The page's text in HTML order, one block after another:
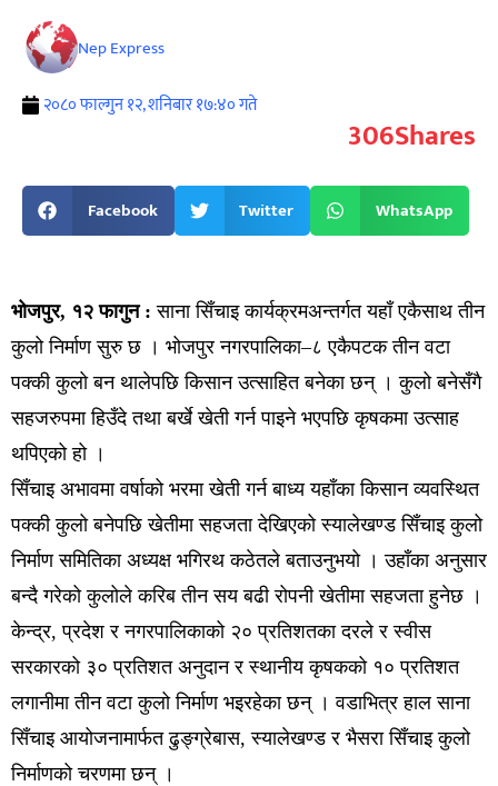
Nep Express
२०८० फाल्गुन १२, शनिबार १७:४० गते
Shares
306
Facebook Twitter WhatsApp
भोजपुर, १२ फागुन : साना सिँचाइ कार्यक्रमअन्तर्गत यहाँ एकैसाथ तीन
कुलो निर्माण सुरु छ । भोजपुर नगरपालिका–८ एकैपटक तीन वटा
पक्की कुलो बन थालेपछि किसान उत्साहित बनेका छन् । कुलो बनेसँगै
सहजरुपमा हिउँदे तथा बर्खे खेती गर्न पाइने भएपछि कृषकमा उत्साह
थपिएको हो ।
सिँचाइ अभावमा वर्षाको भरमा खेती गर्न बाध्य यहाँका किसान व्यवस्थित
पक्की कुलो बनेपछि खेतीमा सहजता देखिएको स्यालेखण्ड सिँचाइ कुलो
निर्माण समितिका अध्यक्ष भगिरथ कठेतले बताउनुभयो । उहाँका अनुसार
बन्दै गरेको कुलोले करिब तीन सय बढी रोपनी खेतीमा सहजता हुनेछ ।
केन्द्र, प्रदेश र नगरपालिकाको २० प्रतिशतका दरले र स्वीस
सरकारको ३० प्रतिशत अनुदान र स्थानीय कृषकको १० प्रतिशत
लगानीमा तीन वटा कुलो निर्माण भइरहेका छन् । वडाभित्र हाल साना
सिँचाइ आयोजनामार्फत ढुङ्ग्रेबास, स्यालेखण्ड र भैसरा सिँचाइ कुलो
निर्माणको चरणमा छन् ।